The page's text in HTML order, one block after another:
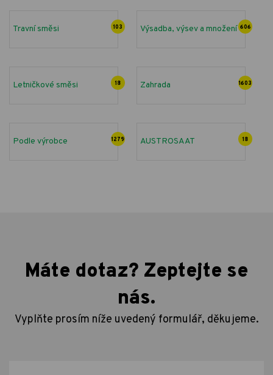
Travní směsi 103 Výsadba, výsev a množení 606
Letničkové směsi 18 Zahrada 1603
Podle výrobce 1279 AUSTROSAAT 18
Máte dotaz? Zeptejte se
nás.
Vyplňte prosím níže uvedený formulář, děkujeme.